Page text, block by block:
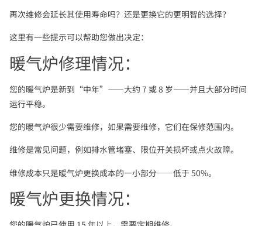
再次维修会延长其使用寿命吗？还是更换它的更明智的选择？
这里有一些提示可以帮助您做出决定：
暖气炉修理情况：
您的暖气炉是新到“中年”——大约 7 或 8 岁——并且大部分时间
运行平稳。
您的暖气炉很少需要维修，如果需要维修，它们在保修范围内。
维修是常见问题，例如排水管堵塞、限位开关损坏或点火故障。
维修成本只是暖气炉更换成本的一小部分——低于 50%。
暖气炉更换情况：